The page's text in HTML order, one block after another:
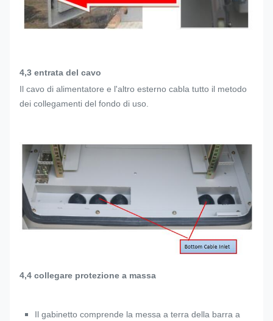
4,3 entrata del cavo
Il cavo di alimentatore e l'altro esterno cabla tutto il metodo
dei collegamenti del fondo di uso.
4,4 collegare protezione a massa
Il gabinetto comprende la messa a terra della barra a